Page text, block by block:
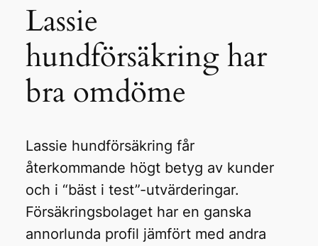
Lassie
hundförsäkring har
bra omdöme
Lassie hundförsäkring får
återkommande högt betyg av kunder
och i “bäst i test”-utvärderingar.
Försäkringsbolaget har en ganska
annorlunda profil jämfört med andra